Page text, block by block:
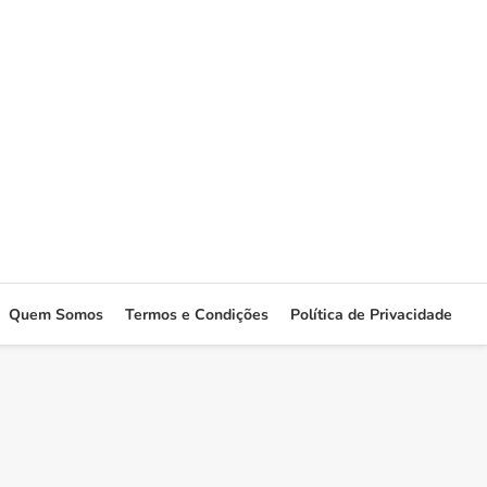
Quem Somos Termos e Condições Política de Privacidade